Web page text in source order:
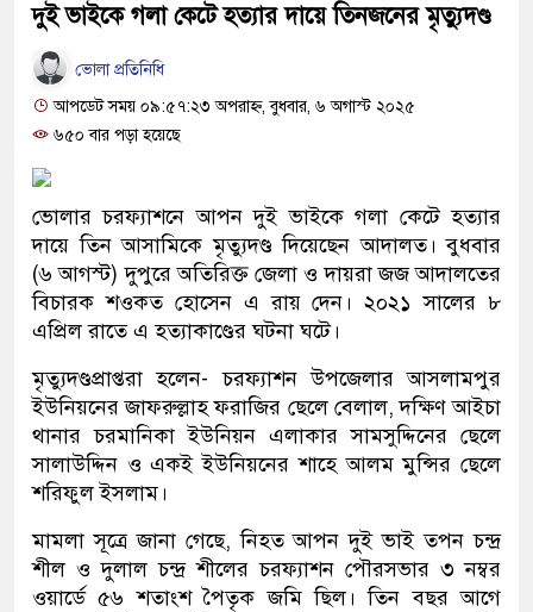
দুই ভাইকে গলা কেটে হত্যার দায়ে তিনজনের মৃত্যুদণ্ড
ভোলা প্রতিনিধি
আপডেট সময় ০৯:৫৭:২৩ অপরাহ্ন, বুধবার, ৬ অগাস্ট ২০২৫
৬৫০ বার পড়া হয়েছে
ভোলার চরফ্যাশনে আপন দুই ভাইকে গলা কেটে হত্যার
দায়ে তিন আসামিকে মৃত্যুদণ্ড দিয়েছেন আদালত। বুধবার
(৬ আগস্ট) দুপুরে অতিরিক্ত জেলা ও দায়রা জজ আদালতের
বিচারক শওকত হোসেন এ রায় দেন। ২০২১ সালের ৮
এপ্রিল রাতে এ হত্যাকাণ্ডের ঘটনা ঘটে।
মৃত্যুদণ্ডপ্রাপ্তরা হলেন- চরফ্যাশন উপজেলার আসলামপুর
ইউনিয়নের জাফরুল্লাহ ফরাজির ছেলে বেলাল, দক্ষিণ আইচা
থানার চরমানিকা ইউনিয়ন এলাকার সামসুদ্দিনের ছেলে
সালাউদ্দিন ও একই ইউনিয়নের শাহে আলম মুন্সির ছেলে
শরিফুল ইসলাম।
মামলা সূত্রে জানা গেছে, নিহত আপন দুই ভাই তপন চন্দ্র
শীল ও দুলাল চন্দ্র শীলের চরফ্যাশন পৌরসভার ৩ নম্বর
ওয়ার্ডে ৫৬ শতাংশ পৈতৃক জমি ছিল। তিন বছর আগে